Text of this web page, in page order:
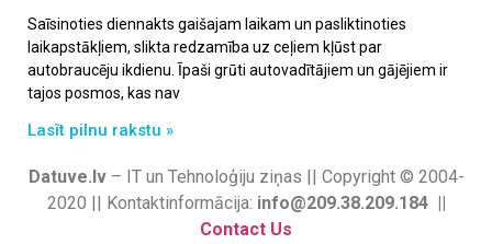
Saīsinoties diennakts gaišajam laikam un pasliktinoties
laikapstākļiem, slikta redzamība uz ceļiem kļūst par
autobraucēju ikdienu. Īpaši grūti autovadītājiem un gājējiem ir
tajos posmos, kas nav
Lasīt pilnu rakstu »
Datuve.lv– IT un Tehnoloģiju ziņas || Copyright © 2004-
2020 || Kontaktinformācija: info@209.38.209.184 ||
Contact Us